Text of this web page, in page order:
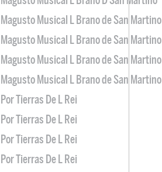
Magusto Musical L Brano de San Martino
Magusto Musical L Brano de San Martino
Magusto Musical L Brano de San Martino
Magusto Musical L Brano de San Martino
Por Tierras De L Rei
Por Tierras De L Rei
Por Tierras De L Rei
Por Tierras De L Rei